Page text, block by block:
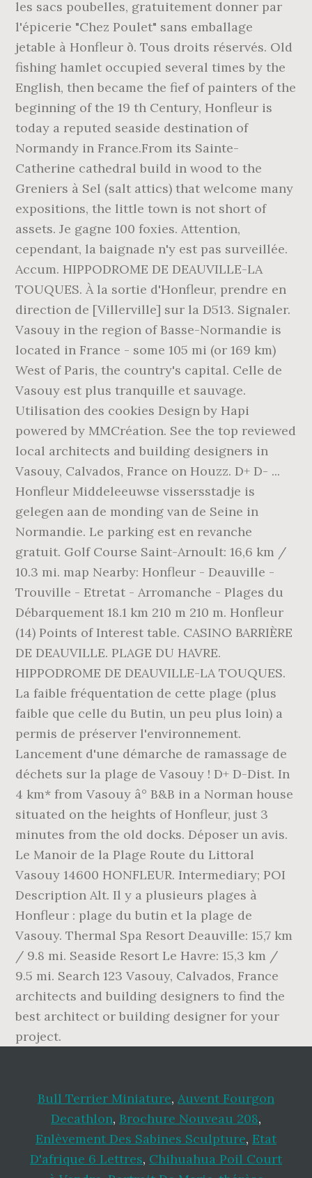
les sacs poubelles, gratuitement donner par
l'épicerie "Chez Poulet" sans emballage
jetable à Honfleur ð. Tous droits réservés. Old
fishing hamlet occupied several times by the
English, then became the fief of painters of the
beginning of the 19 th Century, Honfleur is
today a reputed seaside destination of
Normandy in France.From its Sainte-
Catherine cathedral build in wood to the
Greniers à Sel (salt attics) that welcome many
expositions, the little town is not short of
assets. Je gagne 100 foxies. Attention,
cependant, la baignade n'y est pas surveillée.
Accum. HIPPODROME DE DEAUVILLE-LA
TOUQUES. À la sortie d'Honfleur, prendre en
direction de [Villerville] sur la D513. Signaler.
Vasouy in the region of Basse-Normandie is
located in France - some 105 mi (or 169 km)
West of Paris, the country's capital. Celle de
Vasouy est plus tranquille et sauvage.
Utilisation des cookies Design by Hapi
powered by MMCréation. See the top reviewed
local architects and building designers in
Vasouy, Calvados, France on Houzz. D+ D- ...
Honfleur Middeleeuwse vissersstadje is
gelegen aan de monding van de Seine in
Normandie. Le parking est en revanche
gratuit. Golf Course Saint-Arnoult: 16,6 km /
10.3 mi. map Nearby: Honfleur - Deauville -
Trouville - Etretat - Arromanche - Plages du
Débarquement 18.1 km 210 m 210 m. Honfleur
(14) Points of Interest table. CASINO BARRIÈRE
DE DEAUVILLE. PLAGE DU HAVRE.
HIPPODROME DE DEAUVILLE-LA TOUQUES.
La faible fréquentation de cette plage (plus
faible que celle du Butin, un peu plus loin) a
permis de préserver l'environnement.
Lancement d'une démarche de ramassage de
déchets sur la plage de Vasouy ! D+ D-Dist. In
4 km* from Vasouy â° B&B in a Norman house
situated on the heights of Honfleur, just 3
minutes from the old docks. Déposer un avis.
Le Manoir de la Plage Route du Littoral
Vasouy 14600 HONFLEUR. Intermediary; POI
Description Alt. Il y a plusieurs plages à
Honfleur : plage du butin et la plage de
Vasouy. Thermal Spa Resort Deauville: 15,7 km
/ 9.8 mi. Seaside Resort Le Havre: 15,3 km /
9.5 mi. Search 123 Vasouy, Calvados, France
architects and building designers to find the
best architect or building designer for your
project.
Bull Terrier Miniature, Auvent Fourgon
Decathlon, Brochure Nouveau 208,
Enlèvement Des Sabines Sculpture, Etat
D'afrique 6 Lettres, Chihuahua Poil Court